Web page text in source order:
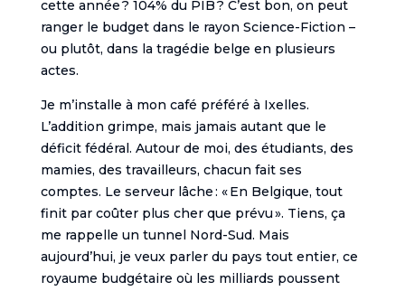
cette année ? 104% du PIB ? C’est bon, on peut
ranger le budget dans le rayon Science-Fiction –
ou plutôt, dans la tragédie belge en plusieurs
actes.
Je m’installe à mon café préféré à Ixelles.
L’addition grimpe, mais jamais autant que le
déficit fédéral. Autour de moi, des étudiants, des
mamies, des travailleurs, chacun fait ses
comptes. Le serveur lâche : « En Belgique, tout
finit par coûter plus cher que prévu ». Tiens, ça
me rappelle un tunnel Nord-Sud. Mais
aujourd’hui, je veux parler du pays tout entier, ce
royaume budgétaire où les milliards poussent